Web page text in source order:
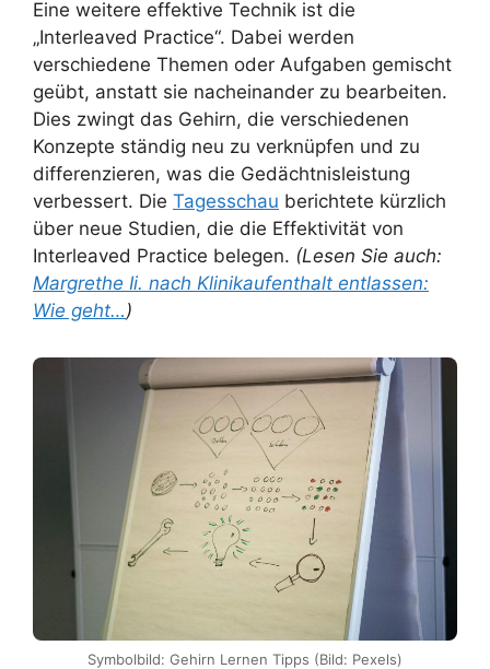
Eine weitere effektive Technik ist die
„Interleaved Practice“. Dabei werden
verschiedene Themen oder Aufgaben gemischt
geübt, anstatt sie nacheinander zu bearbeiten.
Dies zwingt das Gehirn, die verschiedenen
Konzepte ständig neu zu verknüpfen und zu
differenzieren, was die Gedächtnisleistung
verbessert. Die Tagesschau berichtete kürzlich
über neue Studien, die die Effektivität von
Interleaved Practice belegen. (Lesen Sie auch:
Margrethe Ii. nach Klinikaufenthalt entlassen:
Wie geht…)
Symbolbild: Gehirn Lernen Tipps (Bild: Pexels)